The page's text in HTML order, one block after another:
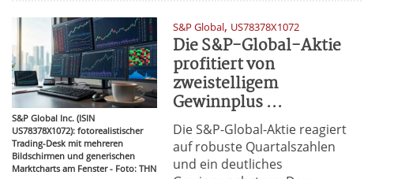
S&P Global Inc. (ISIN
US78378X1072): fotorealistischer
Trading-Desk mit mehreren
Bildschirmen und generischen
Marktcharts am Fenster - Foto: THN
S&P Global, US78378X1072
Die S&P-Global-Aktie
profitiert von
zweistelligem
Gewinnplus ...
Die S&P-Global-Aktie reagiert
auf robuste Quartalszahlen
und ein deutliches